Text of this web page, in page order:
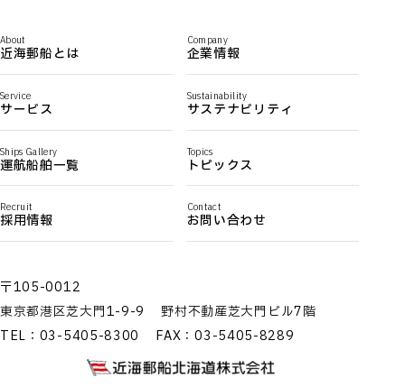
About
近海郵船とは
Company
企業情報
Service
サービス
Sustainability
サステナビリティ
Ships Gallery
運航船舶一覧
Topics
トピックス
Recruit
採用情報
Contact
お問い合わせ
〒105-0012
東京都港区芝大門1-9-9
野村不動産芝大門ビル7階
TEL：03-5405-8300
FAX：03-5405-8289